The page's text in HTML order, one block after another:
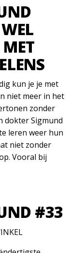
kun je je met
niet meer in het
zonder
dokter Sigmund
leren weer hun
niet zonder
Vooral bij
#33